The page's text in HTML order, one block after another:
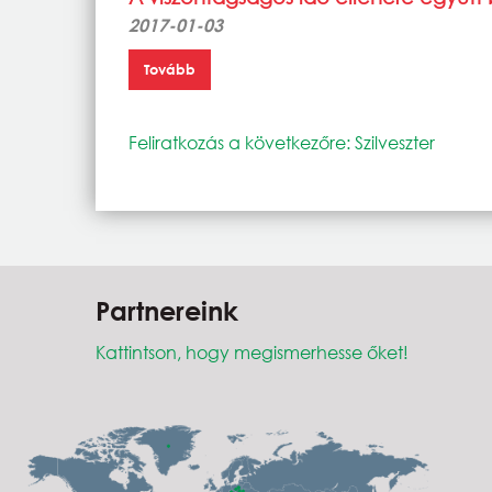
2017-01-03
Tovább
Feliratkozás a következőre: Szilveszter
Partnereink
Kattintson, hogy megismerhesse őket!